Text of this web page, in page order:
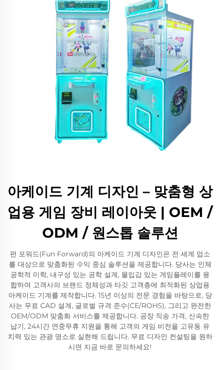
아케이드 기계 디자인 – 맞춤형 상
업용 게임 장비 레이아웃 | OEM /
ODM / 원스톱 솔루션
펀 포워드(Fun Forward)의 아케이드 기계 디자인은 전 세계 업소
를 대상으로 맞춤화된 수익 중심 솔루션을 제공합니다. 당사는 인체
공학적 미학, 내구성 있는 공학 설계, 몰입감 있는 게임플레이를 융
합하여 고객사의 브랜드 정체성과 타깃 고객층에 최적화된 상업용
아케이드 기계를 제작합니다. 15년 이상의 전문 경험을 바탕으로, 당
사는 무료 CAD 설계, 글로벌 규격 준수(CE/ROHS), 그리고 완전한
OEM/ODM 맞춤화 서비스를 제공합니다. 공장 직송 가격, 신속한
납기, 24시간 연중무휴 지원을 통해 고객의 게임 비전을 고유동 유
치력 있는 관광 명소로 실현해 드립니다. 무료 디자인 컨설팅을 원하
시면 지금 바로 문의하세요!